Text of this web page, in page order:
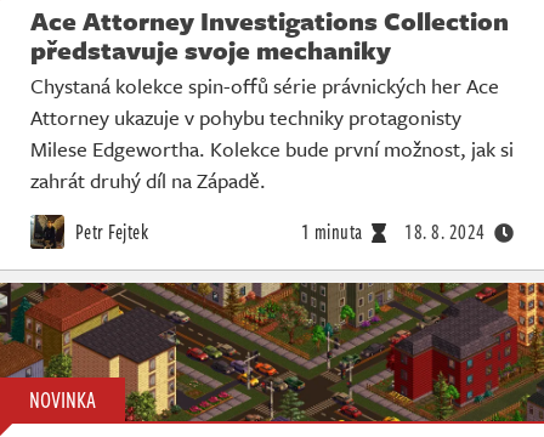
Ace Attorney Investigations Collection
představuje svoje mechaniky
Chystaná kolekce spin-offů série právnických her Ace
Attorney ukazuje v pohybu techniky protagonisty
Milese Edgewortha. Kolekce bude první možnost, jak si
zahrát druhý díl na Západě.
Petr Fejtek 1 minuta 18. 8. 2024
NOVINKA